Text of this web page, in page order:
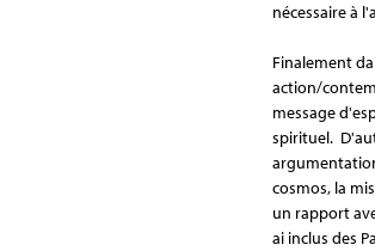
nécessaire à
Finalement
action/
message
spirituel.
cosmos, la
un rapport
ai inclus des